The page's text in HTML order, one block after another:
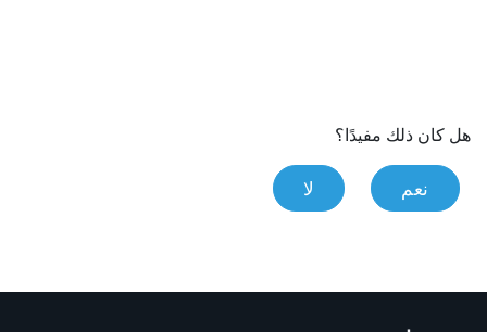
هل كان ذلك مفيدًا؟
نعم لا